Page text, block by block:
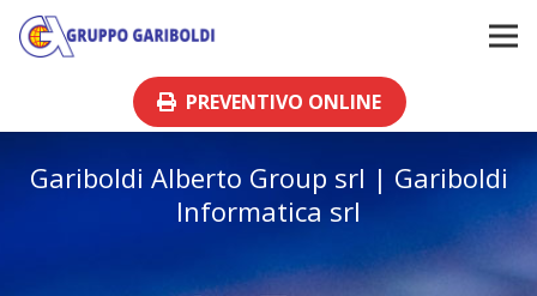
PREVENTIVO ONLINE
Gariboldi Alberto Group srl | Gariboldi
Informatica srl